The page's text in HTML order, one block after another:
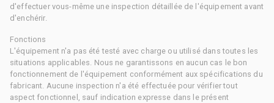
d'effectuer vous-même une inspection détaillée de l'équipement avant
d'enchérir.
Fonctions
L'équipement n'a pas été testé avec charge ou utilisé dans toutes les
situations applicables. Nous ne garantissons en aucun cas le bon
fonctionnement de l'équipement conformément aux spécifications du
fabricant. Aucune inspection n'a été effectuée pour vérifier tout
aspect fonctionnel, sauf indication expresse dans le présent